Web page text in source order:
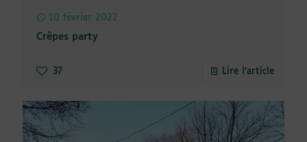
10 février 2022
Crêpes party
37 Lire l'article